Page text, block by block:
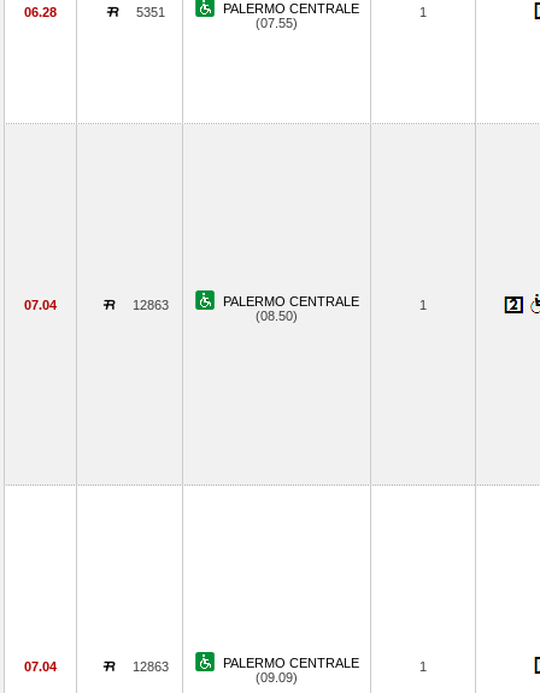
06.28 5351
PALERMO CENTRALE
(07.55)
1
07.04 12863
PALERMO CENTRALE
(08.50)
1
07.04 12863
PALERMO CENTRALE
(09.09)
1